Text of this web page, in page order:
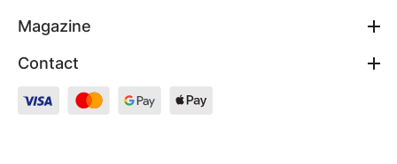
Magazine
Contact